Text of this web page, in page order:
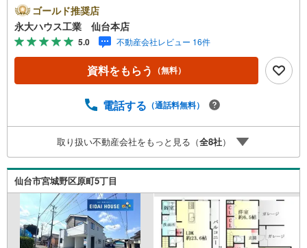
きく2つに分けてご紹介！1.＜豊富な不動産知識＞戸建・マ
ンション・土地...と種別を問わず不動産を取り扱っており
ます。更に教育施設や商業施設、子育て環境や行政などの
地域情報を総合し、お客様により良い物件選びをして頂け
るよう、しっかりとサポートさせて頂きます。2.＜経験豊
富なスタッフ＞当社では【購入】【売却】【引っ越し】
ん、ご購入時に気になる住宅ローン各種税金についても、
スも完備！お子様連れのご家族様で是非お越しください。
営業時間:10:00～18:00（定休日火・水曜日※店舗により変
動あり）現地のご案内も可能ですので、どうぞお気軽にお
問い合わせください！
ゴールド推奨店
永大ハウス工業 仙台本店
5.0 不動産会社レビュー 16件
資料をもらう （無料）
電話する （通話料無料）
取り扱い不動産会社をもっと見る（全8社）
仙台市宮城野区原町5丁目